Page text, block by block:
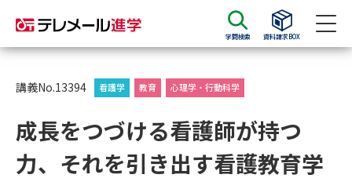
学問検索 資料請求BOX
資料請求 資料検索
大学・短大の資料種類から請求
講義No.13394 看護学 教育 心理学・行動科学
成長をつづける看護師が持つ
力、それを引き出す看護教育学